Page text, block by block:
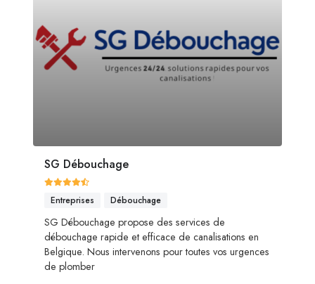
SG Débouchage
Entreprises Débouchage
SG Débouchage propose des services de
débouchage rapide et efficace de canalisations en
Belgique. Nous intervenons pour toutes vos urgences
de plomber